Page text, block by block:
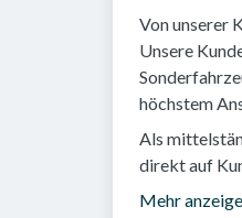
Von unserer
Unsere
höchstem
Als
direkt auf
Mehr